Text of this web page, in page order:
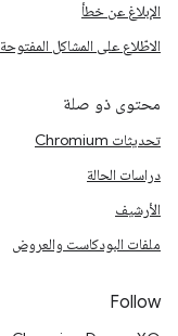
الإبلاغ عن خطأ
الاطّلاع على المشاكل المفتوحة
محتوى ذو صلة
تحديثات Chromium
دراسات الحالة
الأرشيف
ملفات البودكاست والعروض
Follow